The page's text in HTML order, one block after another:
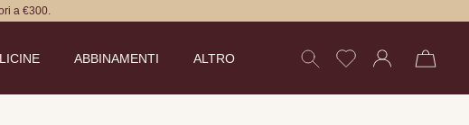
a €300.
ABBINAMENTI ALTRO